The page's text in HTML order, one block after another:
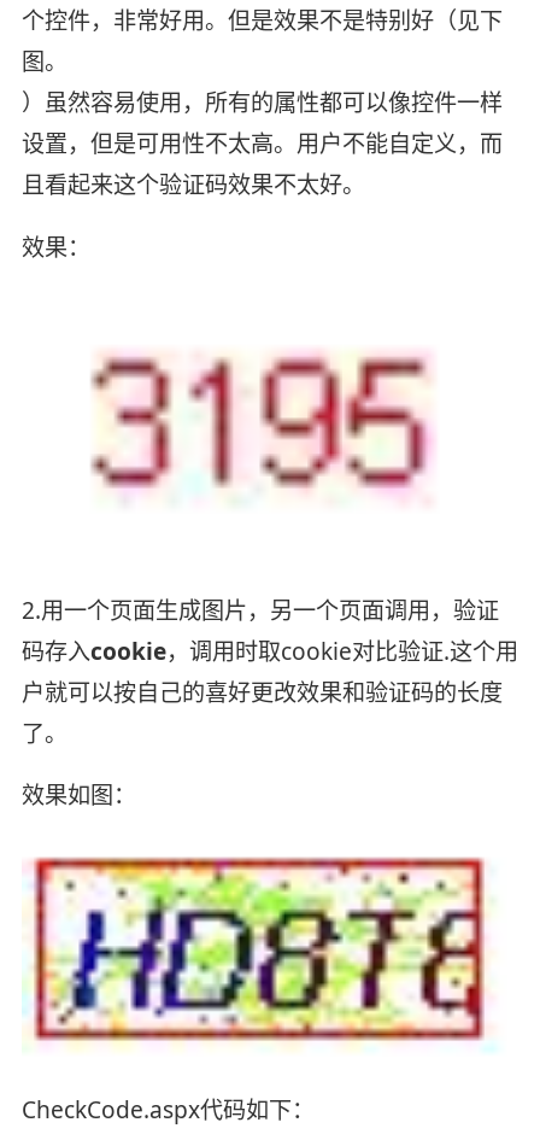
个控件，非常好用。但是效果不是特别好（见下
图。
）虽然容易使用，所有的属性都可以像控件一样
设置，但是可用性不太高。用户不能自定义，而
且看起来这个验证码效果不太好。
效果：
2.用一个页面生成图片，另一个页面调用，验证
码存入cookie，调用时取cookie对比验证.这个用
户就可以按自己的喜好更改效果和验证码的长度
了。
效果如图：
CheckCode.aspx代码如下：